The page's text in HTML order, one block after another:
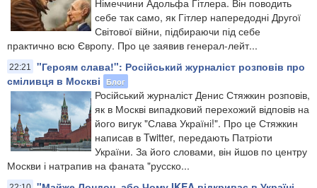
себе так само, як Гітлер напередодні Другої
Світової війни, підбираючи під себе
практично всю Європу. Про це заявив генерал-лейт...
22:21
"Героям слава!": Російський журналіст розповів про
сміливця в Москві
Блог
Російський журналіст Денис Стяжкин розповів,
як в Москві випадковий перехожий відповів на
його вигук "Слава Україні!". Про це Стяжкин
написав в Twitter, передають Патріоти
України. За його словами, він йшов по центру
Москви і натрапив на фаната "русско...